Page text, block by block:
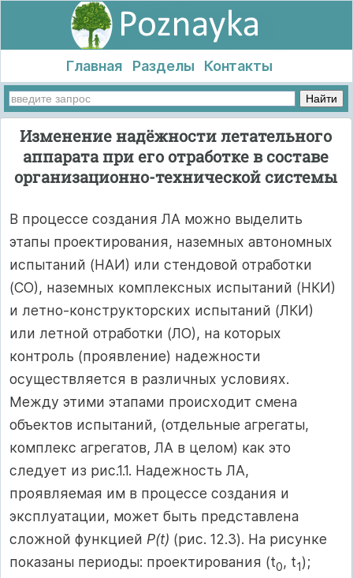
Главная Разделы Контакты
Изменение надёжности летательного
аппарата при его отработке в составе
организационно-технической системы
В процессе создания ЛА можно выделить
этапы проектирования, наземных автономных
испытаний (НАИ) или стендовой отработки
(СО), наземных комплексных испытаний (НКИ)
и летно-конструкторских испытаний (ЛКИ)
или летной отработки (ЛО), на которых
контроль (проявление) надежности
осуществляется в различных условиях.
Между этими этапами происходит смена
объектов испытаний, (отдельные агрегаты,
комплекс агрегатов, ЛА в целом) как это
следует из рис.1.1. Надежность ЛА,
проявляемая им в процессе создания и
эксплуатации, может быть представлена
сложной функцией P(t) (рис. 12.3). На рисунке
показаны периоды: проектирования (t0, t1);